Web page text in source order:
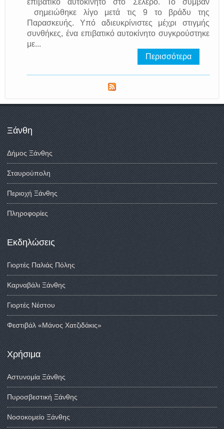
σημειώθηκε λίγο μετά τις 9 το βράδυ της
Παρασκευής. Υπό αδιευκρίνιστες μέχρι στιγμής
συνθήκες, ένα επιβατικό αυτοκίνητο συγκρούστηκε
με...
Περισσότερα
Ξάνθη
Δήμος Ξάνθης
Σταυρούπολη
Περιοχή Ξάνθης
Πληροφορίες
Εκδηλώσεις
Γιορτές Παλιάς Πόλης
Καρναβάλι Ξάνθης
Γιορτές Νέστου
Φεστιβάλ «Μάνος Χατζιδάκις»
Χρήσιμα
Αστυνομία Ξάνθης
Πυροσβεστική Ξάνθης
Νοσοκομείο Ξάνθης